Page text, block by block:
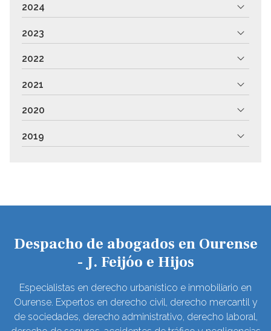
2024
2023
2022
2021
2020
2019
Despacho de abogados en Ourense
- J. Feijóo e Hijos
Especialistas en derecho urbanístico e inmobiliario en
Ourense. Expertos en derecho civil, derecho mercantil y
de sociedades, derecho administrativo, derecho laboral,